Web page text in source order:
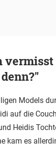
Models
auf die
Heidis
kam es